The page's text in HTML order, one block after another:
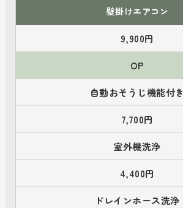
壁掛けエアコン
9,900円
OP
自動おそうじ機能付き
7,700円
室外機洗浄
4,400円
ドレインホース洗浄